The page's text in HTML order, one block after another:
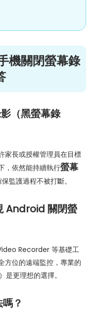
機關閉螢幕錄
（黑螢幕錄
家長或授權管理員在目標
，依然能持續執行螢幕
監護過程不被打斷。
Android 關閉螢
Recorder 等基礎工
方位的遠端監控，專業的
更理想的選擇。
？